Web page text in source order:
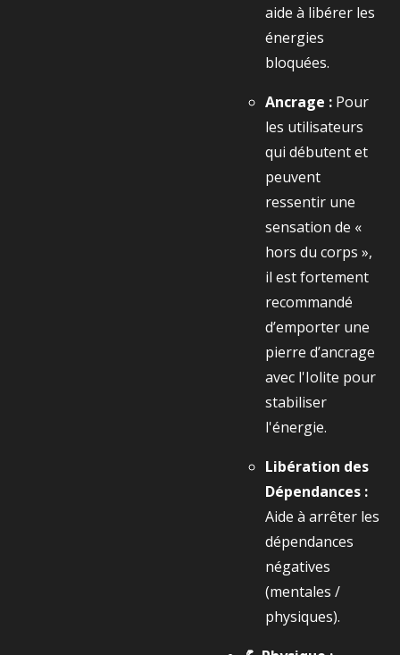
aide à libérer les
énergies
bloquées.
Ancrage : Pour
les utilisateurs
qui débutent et
peuvent
ressentir une
sensation de «
hors du corps »,
il est fortement
recommandé
d’emporter une
pierre d’ancrage
avec l'Iolite pour
stabiliser
l'énergie.
Libération des
Dépendances :
Aide à arrêter les
dépendances
négatives
(mentales /
physiques).